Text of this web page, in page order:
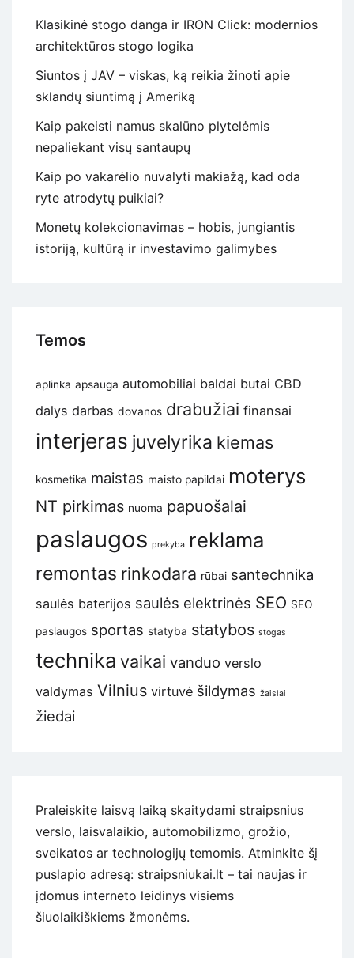
Klasikinė stogo danga ir IRON Click: modernios
architektūros stogo logika
Siuntos į JAV – viskas, ką reikia žinoti apie
sklandų siuntimą į Ameriką
Kaip pakeisti namus skalūno plytelėmis
nepaliekant visų santaupų
Kaip po vakarėlio nuvalyti makiažą, kad oda
ryte atrodytų puikiai?
Monetų kolekcionavimas – hobis, jungiantis
istoriją, kultūrą ir investavimo galimybes
Temos
aplinka apsauga automobiliai baldai butai CBD
dalys darbas dovanos drabužiai finansai
interjeras juvelyrika kiemas
kosmetika maistas maisto papildai moterys
NT pirkimas nuoma papuošalai
paslaugos prekyba reklama
remontas rinkodara rūbai santechnika
saulės baterijos saulės elektrinės SEO SEO
paslaugos sportas statyba statybos stogas
technika vaikai vanduo verslo
valdymas Vilnius virtuvė šildymas žaislai
žiedai
Praleiskite laisvą laiką skaitydami straipsnius
verslo, laisvalaikio, automobilizmo, grožio,
sveikatos ar technologijų temomis. Atminkite šį
puslapio adresą: straipsniukai.lt – tai naujas ir
įdomus interneto leidinys visiems
šiuolaikiškiems žmonėms.